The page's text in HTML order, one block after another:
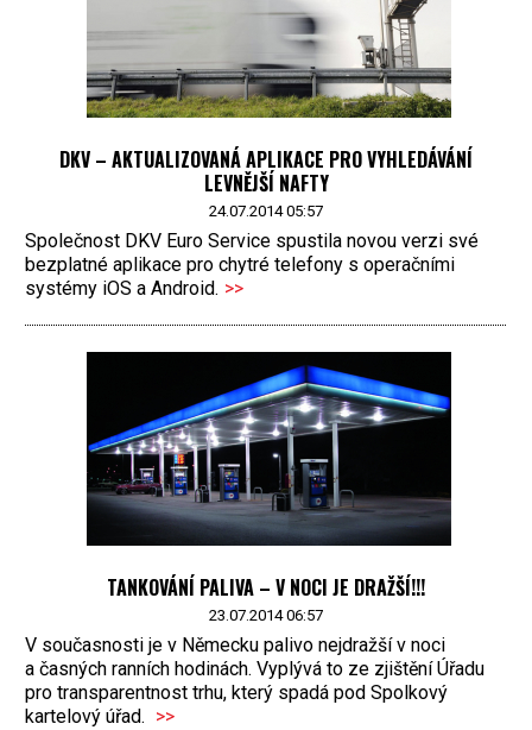
DKV – AKTUALIZOVANÁ APLIKACE PRO VYHLEDÁVÁNÍ
LEVNĚJŠÍ NAFTY
24.07.2014 05:57
Společnost DKV Euro Service spustila novou verzi své
bezplatné aplikace pro chytré telefony s operačními
systémy iOS a Android. >>
TANKOVÁNÍ PALIVA – V NOCI JE DRAŽŠÍ!!!
23.07.2014 06:57
V současnosti je v Německu palivo nejdražší v noci
a časných ranních hodinách. Vyplývá to ze zjištění Úřadu
pro transparentnost trhu, který spadá pod Spolkový
kartelový úřad. >>